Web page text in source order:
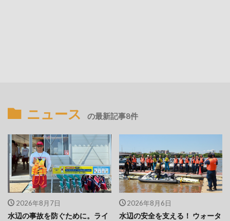
ニュース の最新記事8件
2026年8月7日
水辺の事故を防ぐために。ライ
2026年8月6日
水辺の安全を支える！ ウォータ